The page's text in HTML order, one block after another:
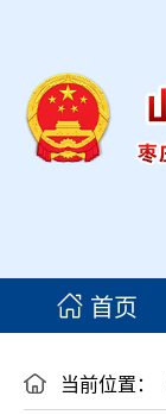
首页
当前位置：